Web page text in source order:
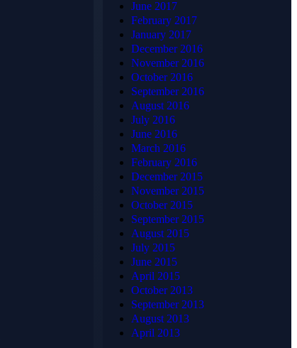
June 2017
February 2017
January 2017
December 2016
November 2016
October 2016
September 2016
August 2016
July 2016
June 2016
March 2016
February 2016
December 2015
November 2015
October 2015
September 2015
August 2015
July 2015
June 2015
April 2015
October 2013
September 2013
August 2013
April 2013
HJ KARPET
adalah penyedia
karpet terpercaya
di Indonesia
yang telah
berpengalaman
menangani
ribuan proyek —
mulai dari
masjid,
perkantoran,
hotel, gedung
pertemuan,
hingga rumah
pribadi. Kami
hadir untuk
memberikan
solusi karpet
terbaik,
berkualitas
tinggi, dan sesuai
dengan